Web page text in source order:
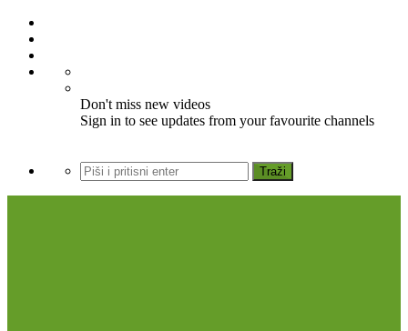
Don't miss new videos
Sign in to see updates from your favourite channels